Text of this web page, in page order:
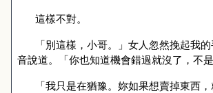
這樣不對。
「別這樣，小哥。」女人忽然挽起我
音說道。「你也知道機會錯過就沒了，不是
「我只是在猶豫。妳如果想賣掉東西